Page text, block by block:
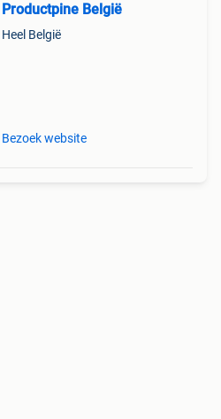
Productpine België
Heel België
Bezoek website